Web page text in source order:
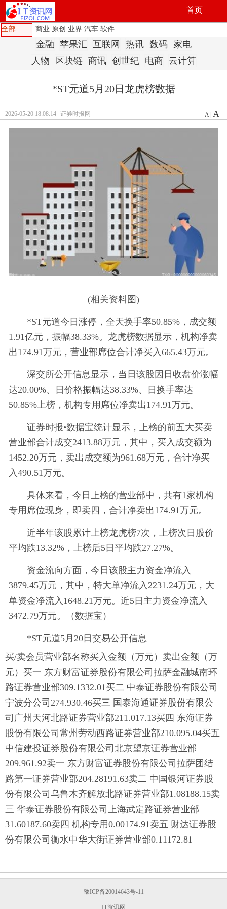
首页
全部 商业 原创 业界 汽车 软件
金融 苹果汇 互联网 热讯 数码
家电
人物
区块链 商讯 创世纪 电商 云计算
*ST元道5月20日龙虎榜数据
2026-05-20 18:08:14 证券时报网 A| A
(相关资料图)
*ST元道今日涨停，全天换手率50.85%，成交额
1.91亿元，振幅38.33%。龙虎榜数据显示，机构净卖
出174.91万元，营业部席位合计净买入665.43万元。
深交所公开信息显示，当日该股因日收盘价涨幅
达20.00%、日价格振幅达38.33%、日换手率达
50.85%上榜，机构专用席位净卖出174.91万元。
证券时报•数据宝统计显示，上榜的前五大买卖
营业部合计成交2413.88万元，其中，买入成交额为
1452.20万元，卖出成交额为961.68万元，合计净买
入490.51万元。
具体来看，今日上榜的营业部中，共有1家机构
专用席位现身，即卖四，合计净卖出174.91万元。
近半年该股累计上榜龙虎榜7次，上榜次日股价
平均跌13.32%，上榜后5日平均跌27.27%。
资金流向方面，今日该股主力资金净流入
3879.45万元，其中，特大单净流入2231.24万元，大
单资金净流入1648.21万元。近5日主力资金净流入
3472.79万元。（数据宝）
*ST元道5月20日交易公开信息
买/卖会员营业部名称买入金额（万元）卖出金额（万
元）买一 东方财富证券股份有限公司拉萨金融城南环
路证券营业部309.1332.01买二 中泰证券股份有限公司
宁波分公司274.930.46买三 国泰海通证券股份有限公
司广州天河北路证券营业部211.017.13买四 东海证券
股份有限公司常州劳动西路证券营业部210.095.04买五
中信建投证券股份有限公司北京望京证券营业部
209.961.92卖一 东方财富证券股份有限公司拉萨团结
路第一证券营业部204.28191.63卖二 中国银河证券股
份有限公司乌鲁木齐解放北路证券营业部1.08188.15卖
三 华泰证券股份有限公司上海武定路证券营业部
31.60187.60卖四 机构专用0.00174.91卖五 财达证券股
份有限公司衡水中华大街证券营业部0.11172.81
豫ICP备20014643号-11
IT资讯网